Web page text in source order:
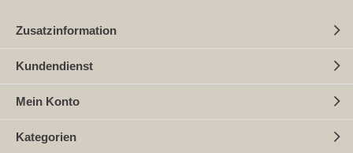
Zusatzinformation
Kundendienst
Mein Konto
Kategorien